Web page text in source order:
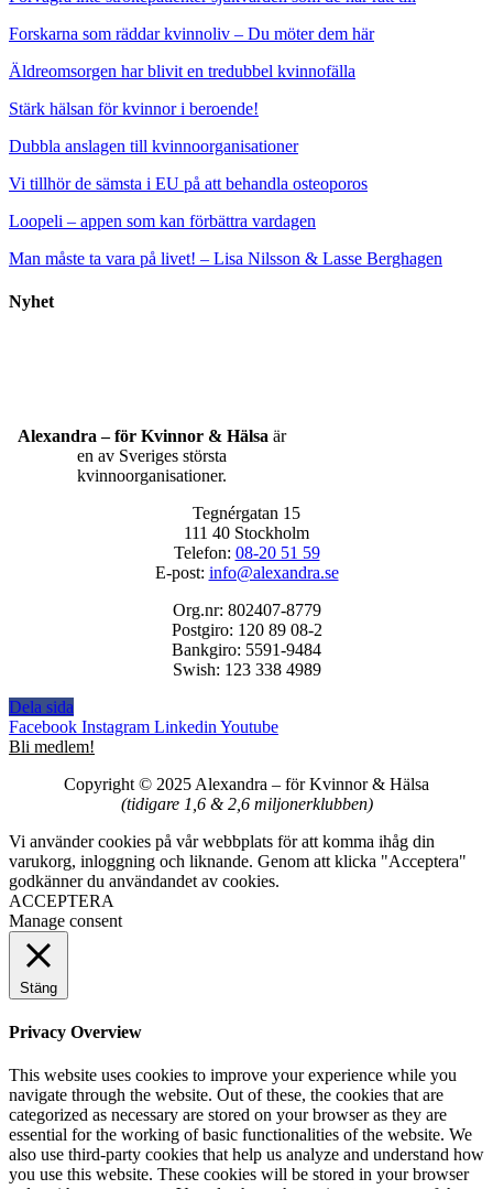
Forskarna som räddar kvinnoliv – Du möter dem här
Äldreomsorgen har blivit en tredubbel kvinnofälla
Stärk hälsan för kvinnor i beroende!
Dubbla anslagen till kvinnoorganisationer
Vi tillhör de sämsta i EU på att behandla osteoporos
Loopeli – appen som kan förbättra vardagen
Man måste ta vara på livet! – Lisa Nilsson & Lasse Berghagen
Nyhet
Alexandra – för Kvinnor & Hälsa är
en av Sveriges största
kvinnoorganisationer.
Tegnérgatan 15
111 40 Stockholm
Telefon: 08-20 51 59
E-post: info@alexandra.se
Org.nr: 802407-8779
Postgiro: 120 89 08-2
Bankgiro: 5591-9484
Swish: 123 338 4989
Dela sida
Facebook Instagram Linkedin Youtube
Bli medlem!
Copyright © 2025 Alexandra – för Kvinnor & Hälsa
(tidigare 1,6 & 2,6 miljonerklubben)
Vi använder cookies på vår webbplats för att komma ihåg din
varukorg, inloggning och liknande. Genom att klicka "Acceptera"
godkänner du användandet av cookies.
ACCEPTERA
Manage consent
Stäng
Privacy Overview
This website uses cookies to improve your experience while you
navigate through the website. Out of these, the cookies that are
categorized as necessary are stored on your browser as they are
essential for the working of basic functionalities of the website. We
also use third-party cookies that help us analyze and understand how
you use this website. These cookies will be stored in your browser